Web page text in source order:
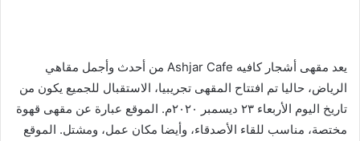
يعد مقهى أشجار كافيه Ashjar Cafe من أحدث وأجمل مقاهي
الرياض، حاليا تم افتتاح المقهى تجريبيا، الاستقبال للجميع يكون من
تاريخ اليوم الأربعاء ٢٣ ديسمبر ٢٠٢٠م. الموقع عبارة عن مقهى قهوة
مختصة، مناسب للقاء الأصدقاء، وأيضا مكان عمل، ومشتل. الموقع